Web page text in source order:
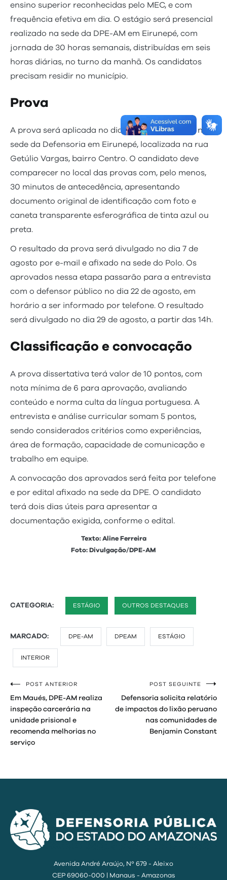
ensino superior reconhecidas pelo MEC, e com
frequência efetiva em dia. O estágio será presencial
realizado na sede da DPE-AM em Eirunepé, com
jornada de 30 horas semanais, distribuídas em seis
horas diárias, no turno da manhã. Os candidatos
precisam residir no município.
Prova
A prova será aplicada no dia 2 de agosto, às 8h, na
sede da Defensoria em Eirunepé, localizada na rua
Getúlio Vargas, bairro Centro. O candidato deve
comparecer no local das provas com, pelo menos,
30 minutos de antecedência, apresentando
documento original de identificação com foto e
caneta transparente esferográfica de tinta azul ou
preta.
O resultado da prova será divulgado no dia 7 de
agosto por e-mail e afixado na sede do Polo. Os
aprovados nessa etapa passarão para a entrevista
com o defensor público no dia 22 de agosto, em
horário a ser informado por telefone. O resultado
será divulgado no dia 29 de agosto, a partir das 14h.
Classificação e convocação
A prova dissertativa terá valor de 10 pontos, com
nota mínima de 6 para aprovação, avaliando
conteúdo e norma culta da língua portuguesa. A
entrevista e análise curricular somam 5 pontos,
sendo considerados critérios como experiências,
área de formação, capacidade de comunicação e
trabalho em equipe.
A convocação dos aprovados será feita por telefone
e por edital afixado na sede da DPE. O candidato
terá dois dias úteis para apresentar a
documentação exigida, conforme o edital.
Texto: Aline Ferreira
Foto: Divulgação/DPE-AM
CATEGORIA: ESTÁGIO OUTROS DESTAQUES
MARCADO: DPE-AM DPEAM ESTÁGIO
INTERIOR
Navegação
de
Post
POST ANTERIOR
Em Maués, DPE-AM realiza
inspeção carcerária na
unidade prisional e
recomenda melhorias no
serviço
POST SEGUINTE
Defensoria solicita relatório
de impactos do lixão peruano
nas comunidades de
Benjamin Constant
Avenida André Araújo, Nº 679 - Aleixo
CEP 69060-000 | Manaus - Amazonas